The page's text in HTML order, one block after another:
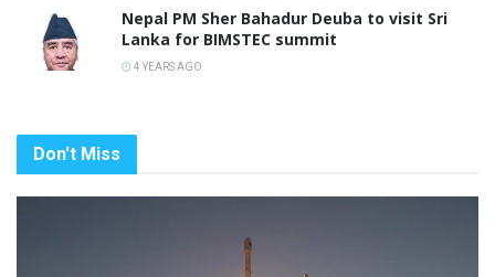
Nepal PM Sher Bahadur Deuba to visit Sri
Lanka for BIMSTEC summit
4 YEARS AGO
Don't Miss